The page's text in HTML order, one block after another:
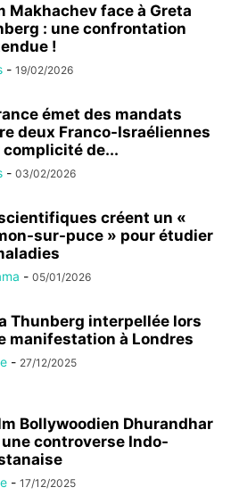
Makhachev face à Greta
: une confrontation
!
- 19/02/2026
émet des mandats
deux Franco-Israéliennes
complicité de...
- 03/02/2026
créent un «
sur-puce » pour étudier
- 05/01/2026
Thunberg interpellée lors
manifestation à Londres
- 27/12/2025
Bollywoodien Dhurandhar
controverse Indo-
- 17/12/2025